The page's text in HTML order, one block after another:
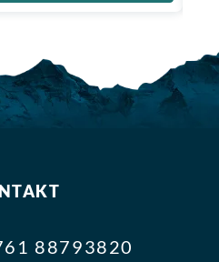
88793820